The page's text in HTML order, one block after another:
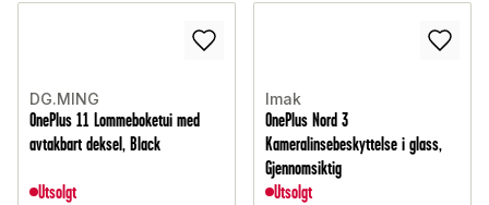
DG.MING
OnePlus 11 Lommeboketui med
avtakbart deksel, Black
Utsolgt
Imak
OnePlus Nord 3
Kameralinsebeskyttelse i glass,
Gjennomsiktig
Utsolgt